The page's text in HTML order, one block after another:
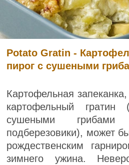
Potato Gratin -
пирог с сушеными
Картофельная
картофельный
сушеными
подберезовики), может
рождественским
зимнего ужина.